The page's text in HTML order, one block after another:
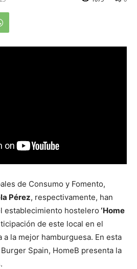
de Consumo y Fomento,
Pérez, respectivamente, han
establecimiento hostelero ‘Home
de este local en el
a la mejor hamburguesa. En esta
Spain, HomeB presenta la